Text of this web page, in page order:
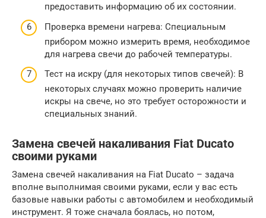
предоставить информацию об их состоянии.
Проверка времени нагрева: Специальным
прибором можно измерить время, необходимое
для нагрева свечи до рабочей температуры.
Тест на искру (для некоторых типов свечей): В
некоторых случаях можно проверить наличие
искры на свече, но это требует осторожности и
специальных знаний.
Замена свечей накаливания Fiat Ducato
своими руками
Замена свечей накаливания на Fiat Ducato – задача
вполне выполнимая своими руками, если у вас есть
базовые навыки работы с автомобилем и необходимый
инструмент. Я тоже сначала боялась, но потом,